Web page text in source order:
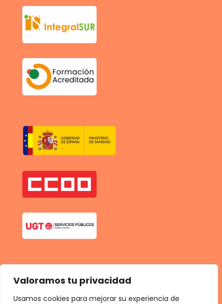
Valoramos tu privacidad
Usamos cookies para mejorar su experiencia de